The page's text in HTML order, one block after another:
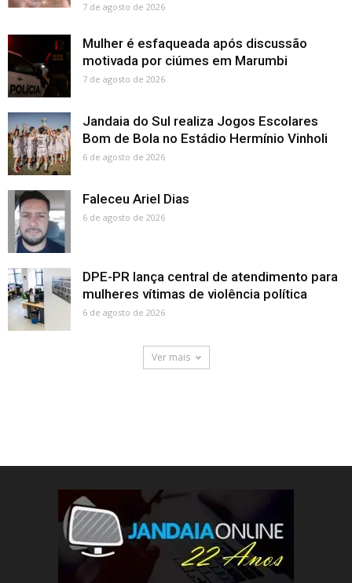
7 de agosto de 2026
Mulher é esfaqueada após discussão
motivada por ciúmes em Marumbi
7 de agosto de 2026
Jandaia do Sul realiza Jogos Escolares
Bom de Bola no Estádio Hermínio Vinholi
6 de agosto de 2026
Faleceu Ariel Dias
6 de agosto de 2026
DPE-PR lança central de atendimento para
mulheres vítimas de violência política
6 de agosto de 2026
Ver mais